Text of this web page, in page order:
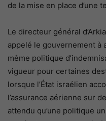
de la mise en place d’une
Le directeur général
appelé le gouvernement à
même politique
vigueur pour certaines
lorsque l’État israélien
l’assurance aérienne sur
attendu qu’une politique